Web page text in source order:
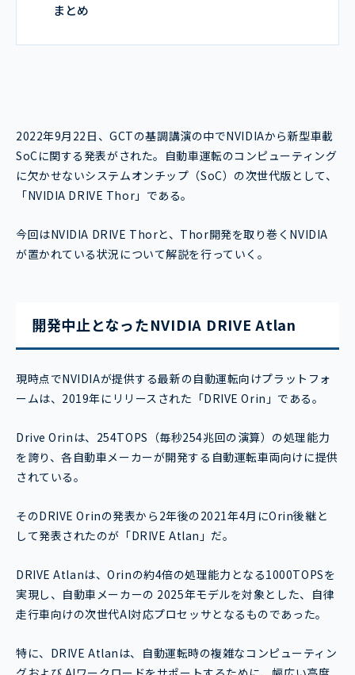
まとめ
2022年9月22日、GCTの基調講演の中でNVIDIAから新型車載
SoCに関する発表がされた。自動車運転のコンピューティング
に欠かせないシステムオンチップ（SoC）の次世代版として、
「NVIDIA DRIVE Thor」である。
今回はNVIDIA DRIVE Thorと、Thor開発を取り巻くNVIDIA
が置かれている状況について解説を行っていく。
開発中止となったNVIDIA DRIVE Atlan
現時点でNVIDIAが提供する最新の自動運転向けプラットフォ
ームは、2019年にリリースされた「DRIVE Orin」である。
Drive Orinは、254TOPS（毎秒254兆回の演算）の処理能力
を誇り、各自動車メーカーが開発する自動運転車両向けに提供
されている。
そのDRIVE Orinの発表から2年後の2021年4月にOrin後継と
して発表されたのが「DRIVE Atlan」だ。
DRIVE Atlanは、Orinの約4倍の処理能力となる1000TOPSを
実現し、自動車メーカーの 2025年モデルを対象とした、自律
走行車向けの次世代AI対応プロセッサとなるものであった。
特に、DRIVE Atlanは、自動運転時の複雑なコンピューティン